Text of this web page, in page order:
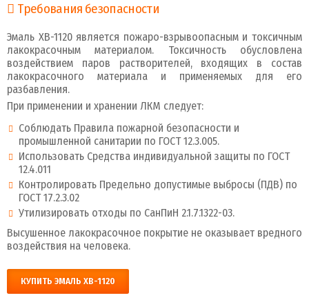
Требования безопасности
Эмаль ХВ-1120 является пожаро-взрывоопасным и токсичным
лакокрасочным материалом. Токсичность обусловлена
воздействием паров растворителей, входящих в состав
лакокрасочного материала и применяемых для его
разбавления.
При применении и хранении ЛКМ следует:
Соблюдать Правила пожарной безопасности и
промышленной санитарии по ГОСТ 12.3.005.
Использовать Средства индивидуальной защиты по ГОСТ
12.4.011
Контролировать Предельно допустимые выбросы (ПДВ) по
ГОСТ 17.2.3.02
Утилизировать отходы по СанПиН 2.1.7.1322-03.
Высушенное лакокрасочное покрытие не оказывает вредного
воздействия на человека.
КУПИТЬ ЭМАЛЬ ХВ-1120